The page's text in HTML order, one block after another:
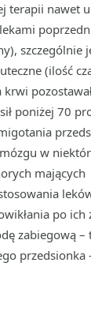
terapii nawet
szczególnie
(ilość
poniżej 70
w
mających
po ich
zabiegową –
przedsionka